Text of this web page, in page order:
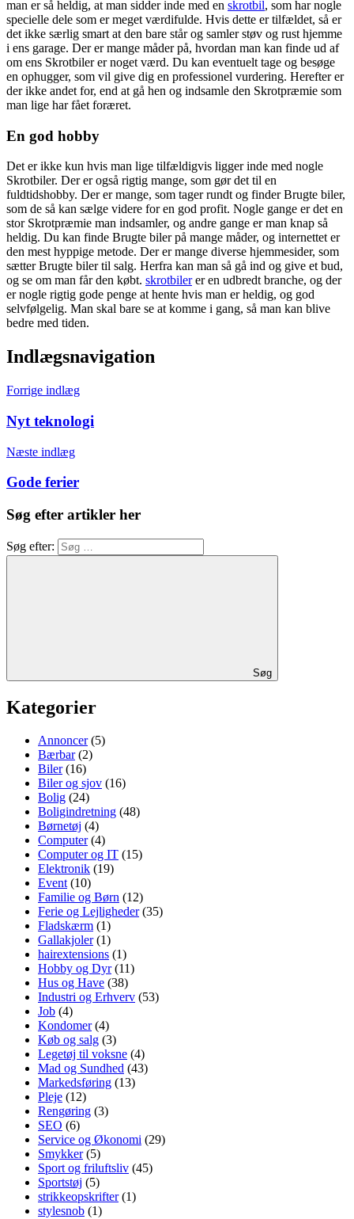
man er så heldig, at man sidder inde med en skrotbil, som har nogle
specielle dele som er meget værdifulde. Hvis dette er tilfældet, så er
det ikke særlig smart at den bare står og samler støv og rust hjemme
i ens garage. Der er mange måder på, hvordan man kan finde ud af
om ens Skrotbiler er noget værd. Du kan eventuelt tage og besøge
en ophugger, som vil give dig en professionel vurdering. Herefter er
der ikke andet for, end at gå hen og indsamle den Skrotpræmie som
man lige har fået foræret.
En god hobby
Det er ikke kun hvis man lige tilfældigvis ligger inde med nogle
Skrotbiler. Der er også rigtig mange, som gør det til en
fuldtidshobby. Der er mange, som tager rundt og finder Brugte biler,
som de så kan sælge videre for en god profit. Nogle gange er det en
stor Skrotpræmie man indsamler, og andre gange er man knap så
heldig. Du kan finde Brugte biler på mange måder, og internettet er
den mest hyppige metode. Der er mange diverse hjemmesider, som
sætter Brugte biler til salg. Herfra kan man så gå ind og give et bud,
og se om man får den købt. skrotbilerer en udbredt branche, og der
er nogle rigtig gode penge at hente hvis man er heldig, og god
selvfølgelig. Man skal bare se at komme i gang, så man kan blive
bedre med tiden.
Indlægsnavigation
Forrige indlæg
Nyt teknologi
Næste indlæg
Gode ferier
Søg efter artikler her
Søg efter:
Søg
Kategorier
Annoncer(5)
Bærbar(2)
Biler(16)
Biler og sjov (16)
Bolig (24)
Boligindretning (48)
Børnetøj (4)
Computer(4)
Computer og IT (15)
Elektronik (19)
Event(10)
Familie og Børn (12)
Ferie og Lejligheder(35)
Fladskærm (1)
Gallakjoler(1)
hairextensions (1)
Hobby og Dyr(11)
Hus og Have (38)
Industri og Erhverv (53)
Job (4)
Kondomer(4)
Køb og salg (3)
Legetøj til voksne (4)
Mad og Sundhed (43)
Markedsføring (13)
Pleje (12)
Rengøring (3)
SEO (6)
Service og Økonomi (29)
Smykker(5)
Sport og friluftsliv (45)
Sportstøj (5)
strikkeopskrifter(1)
stylesnob (1)